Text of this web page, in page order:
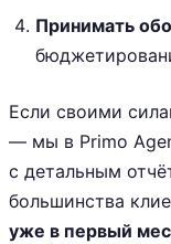
Принимать
Если своими
— мы в Primo
с детальным
большинства
уже в первый